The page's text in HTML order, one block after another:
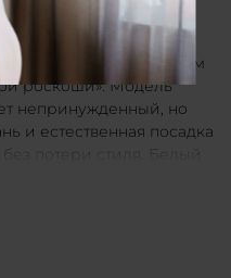
белом цвете от
являются воплощением
роскоши». Модель
непринужденный, но
и естественная посадка
потери стиля. Белый